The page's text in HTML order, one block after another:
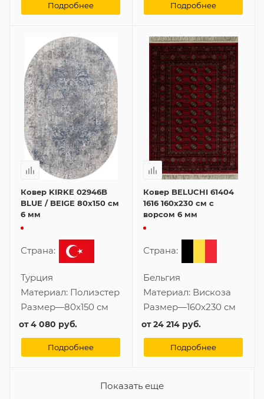
Подробнее Подробнее
Ковер KIRKE 02946B
BLUE / BEIGE 80x150 см
6 мм
Страна:
Турция
Материал: Полиэстер
Размер—80x150 см
от4 080 руб.
Подробнее
Ковер BELUCHI 61404
1616 160x230 см с
ворсом 6 мм
Страна:
Бельгия
Материал: Вискоза
Размер—160x230 см
от24 214 руб.
Подробнее
Показать еще